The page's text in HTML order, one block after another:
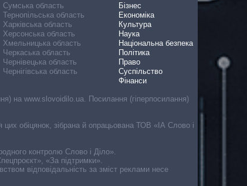
Сумська область
Тернопільська область
Харківська область
Херсонська область
Хмельницька область
Черкаська область
Чернівецька область
Чернігівська область
Бізнес
Економіка
Культура
Наука
Національна безпека
Політика
Право
Суспільство
Фінанси
на www.slovoidilo.ua. Посилання (гіперпосилання)
цих обіцянок, зібрана й опрацьована ТОВ «ІА Слово і
контролю Слово і Діло».
«За підтримки».
відповідальність за зміст реклами несе